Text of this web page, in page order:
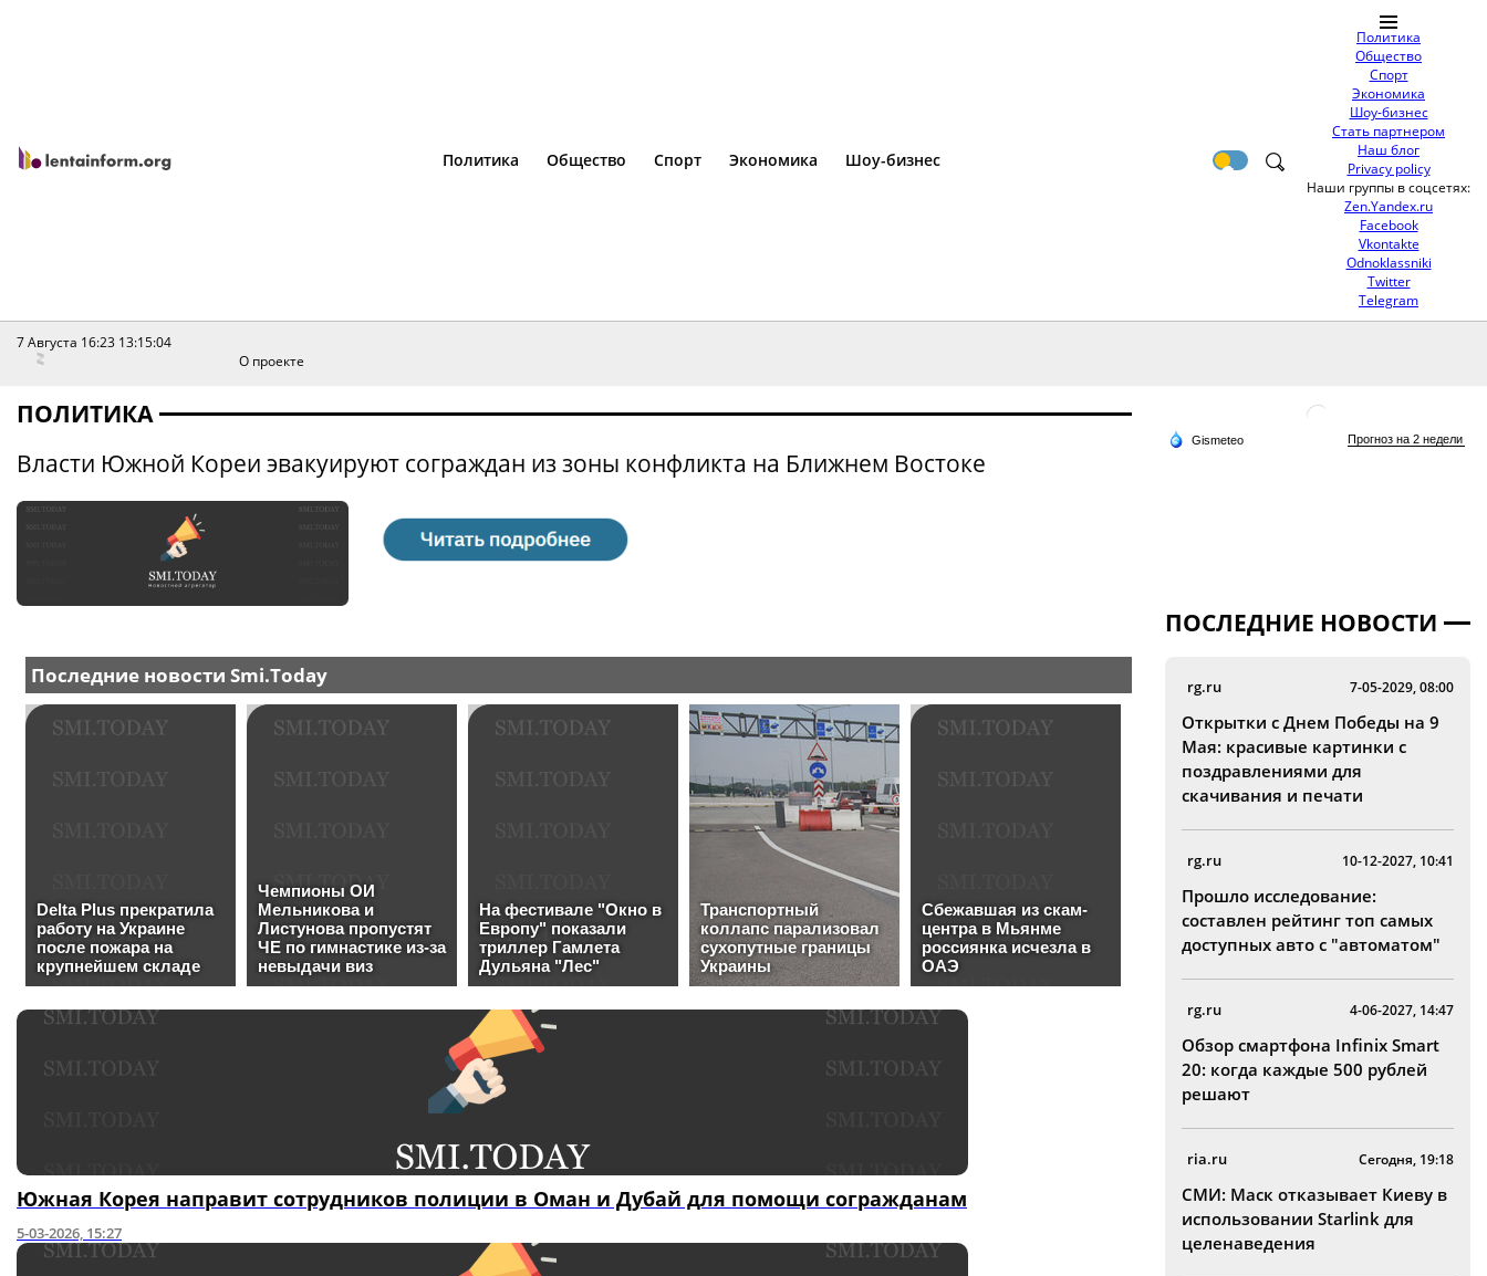
Политика Общество Спорт Экономика Шоу-бизнес
Политика
Общество
Спорт
Экономика
Шоу-бизнес
Стать партнером
Наш блог
Privacy policy
Наши группы в соцсетях:
Zen.Yandex.ru
Facebook
Vkontakte
Odnoklassniki
Twitter
Telegram
7 Августа 16:23 13:15:04
О проекте
ПОЛИТИКА
Власти Южной Кореи эвакуируют сограждан из зоны конфликта на Ближнем Востоке
Южная Корея направит сотрудников полиции в Оман и Дубай для помощи согражданам
5-03-2026, 15:27
ПОСЛЕДНИЕ НОВОСТИ
rg.ru 7-05-2029, 08:00
Открытки с Днем Победы на 9
Мая: красивые картинки с
поздравлениями для
скачивания и печати
rg.ru 10-12-2027, 10:41
Прошло исследование:
составлен рейтинг топ самых
доступных авто с "автоматом"
rg.ru 4-06-2027, 14:47
Обзор смартфона Infinix Smart
20: когда каждые 500 рублей
решают
ria.ru Сегодня, 19:18
СМИ: Маск отказывает Киеву в
использовании Starlink для
целенаведения